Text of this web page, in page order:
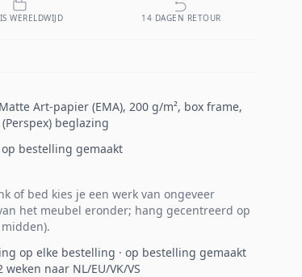
WERELDWIJD 14 DAGEN RETOUR
Art-papier (EMA), 200 g/m², box frame,
beglazing
bestelling gemaakt
of bed kies je een werk van ongeveer
het meubel eronder; hang gecentreerd op
op elke bestelling · op bestelling gemaakt
naar NL/EU/VK/VS